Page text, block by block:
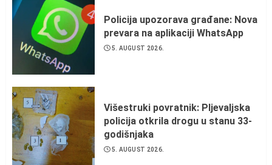
Policija upozorava građane: Nova
prevara na aplikaciji WhatsApp
5. AUGUST 2026.
Višestruki povratnik: Pljevaljska
policija otkrila drogu u stanu 33-
godišnjaka
5. AUGUST 2026.